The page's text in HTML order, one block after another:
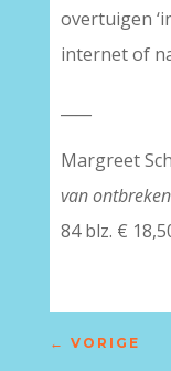
overtuigen
internet of
Margreet
van
84 blz. €
← VORIGE